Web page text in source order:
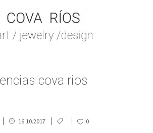
cova rios
16.10.2017 0